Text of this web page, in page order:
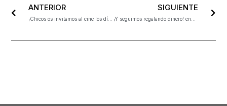
ANTERIOR
¡Chicos os invitamos al cine los días del piloto!
SIGUIENTE
¡Y seguimos regalando dinero! enhorabuena Carlos Ruz